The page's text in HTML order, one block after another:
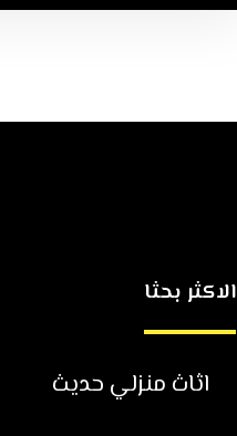
الاكثر بحثا
اثاث منزلي حديث